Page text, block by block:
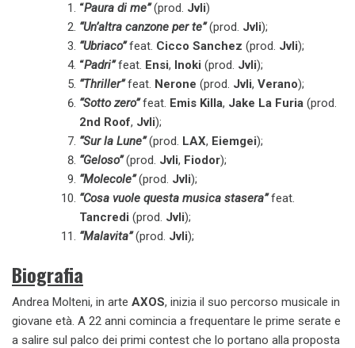
“Paura di me”(prod. Jvli)
“Un’altra canzone per te”(prod. Jvli);
“Ubriaco”feat. Cicco Sanchez (prod. Jvli);
“Padri”feat. Ensi, Inoki (prod. Jvli);
“Thriller”feat. Nerone (prod. Jvli, Verano);
“Sotto zero”feat. Emis Killa, Jake La Furia (prod.
2nd Roof, Jvli);
“Sur la Lune”(prod. LAX, Eiemgei);
“Geloso”(prod. Jvli, Fiodor);
“Molecole”(prod. Jvli);
“Cosa vuole questa musica stasera”feat.
Tancredi (prod. Jvli);
“Malavita”(prod. Jvli);
Biografia
Andrea Molteni, in arte AXOS, inizia il suo percorso musicale in
giovane età. A 22 anni comincia a frequentare le prime serate e
a salire sul palco dei primi contest che lo portano alla proposta